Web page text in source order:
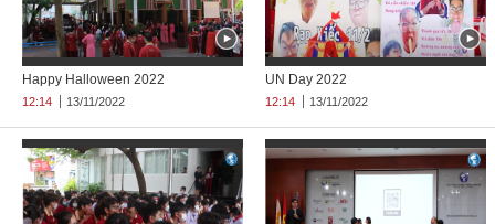
Happy Halloween 2022
12:14 13/11/2022
UN Day 2022
12:14 13/11/2022